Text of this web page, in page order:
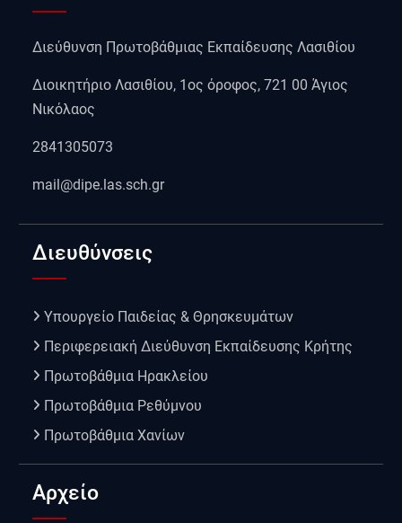
Διεύθυνση Πρωτοβάθμιας Εκπαίδευσης Λασιθίου
Διοικητήριο Λασιθίου, 1ος όροφος, 721 00 Άγιος
Νικόλαος
2841305073
mail@dipe.las.sch.gr
Διευθύνσεις
Υπουργείο Παιδείας & Θρησκευμάτων
Περιφερειακή Διεύθυνση Εκπαίδευσης Κρήτης
Πρωτοβάθμια Ηρακλείου
Πρωτοβάθμια Ρεθύμνου
Πρωτοβάθμια Χανίων
Αρχείο